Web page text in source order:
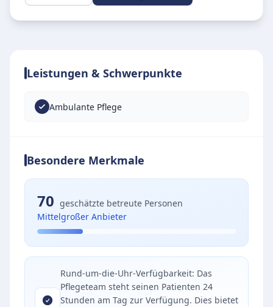
Leistungen & Schwerpunkte
Ambulante Pflege
Besondere Merkmale
70 geschätzte betreute Personen
Mittelgroßer Anbieter
Rund-um-die-Uhr-Verfügbarkeit: Das
Pflegeteam steht seinen Patienten 24
Stunden am Tag zur Verfügung. Dies bietet